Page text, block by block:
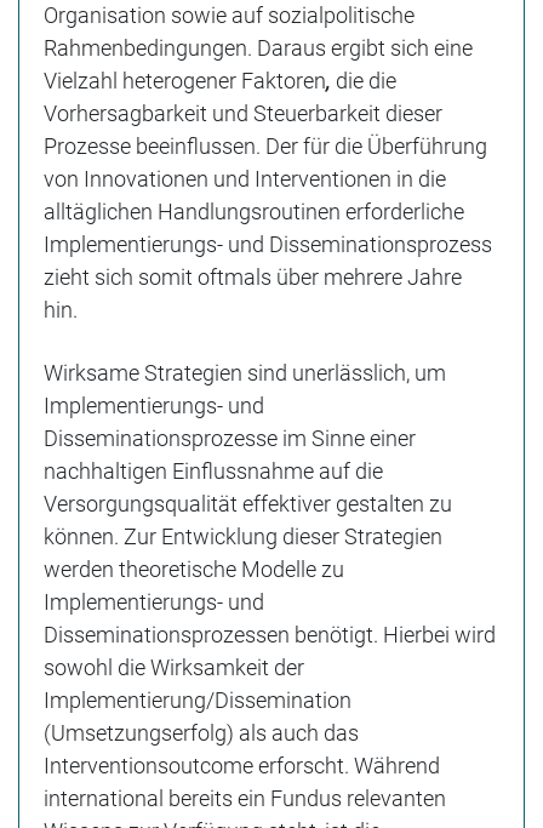
Organisation sowie auf sozialpolitische
Rahmenbedingungen. Daraus ergibt sich eine
Vielzahl heterogener Faktoren, die die
Vorhersagbarkeit und Steuerbarkeit dieser
Prozesse beeinflussen. Der für die Überführung
von Innovationen und Interventionen in die
alltäglichen Handlungsroutinen erforderliche
Implementierungs- und Disseminationsprozess
zieht sich somit oftmals über mehrere Jahre
hin.
Wirksame Strategien sind unerlässlich, um
Implementierungs- und
Disseminationsprozesse im Sinne einer
nachhaltigen Einflussnahme auf die
Versorgungsqualität effektiver gestalten zu
können. Zur Entwicklung dieser Strategien
werden theoretische Modelle zu
Implementierungs- und
Disseminationsprozessen benötigt. Hierbei wird
sowohl die Wirksamkeit der
Implementierung/Dissemination
(Umsetzungserfolg) als auch das
Interventionsoutcome erforscht. Während
international bereits ein Fundus relevanten